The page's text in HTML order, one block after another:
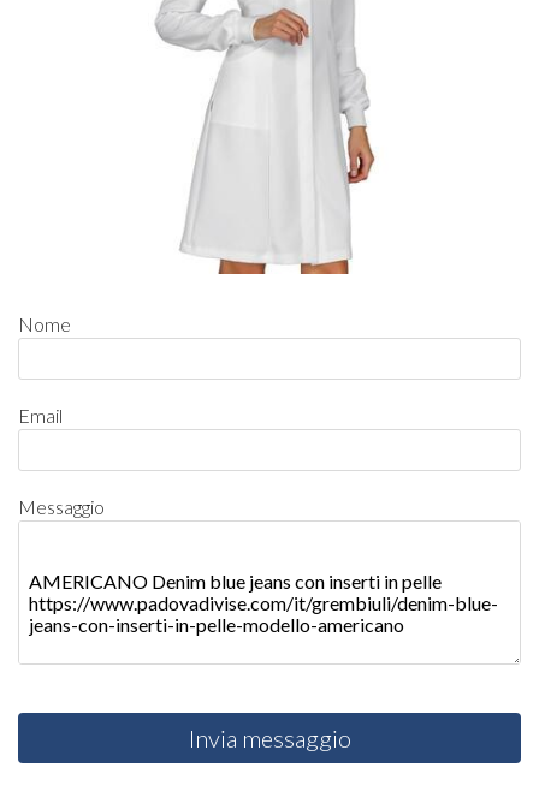
Nome
Email
Messaggio
Invia messaggio